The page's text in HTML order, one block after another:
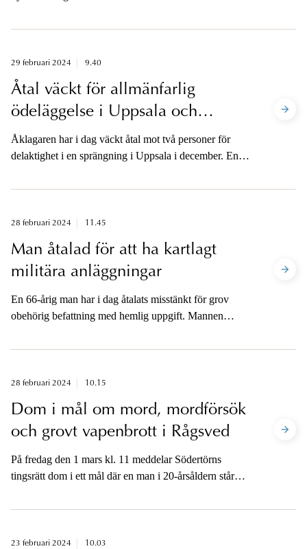
29 februari 2024 9.40
Åtal väckt för allmänfarlig
ödeläggelse i Uppsala och
Upplands-Bro
Åklagaren har i dag väckt åtal mot två personer för
delaktighet i en sprängning i Uppsala i december. En av
sprängladdning i ett flerfamiljshus i Upplands-Bro i
28 februari 2024 11.45
Man åtalad för att ha kartlagt
militära anläggningar
En 66-årig man har i dag åtalats misstänkt för grov
obehörig befattning med hemlig uppgift. Mannen
känsliga uppgifter om ett stort antal
28 februari 2024 10.15
Dom i mål om mord, mordförsök
och grovt vapenbrott i Rågsved
På fredag den 1 mars kl. 11 meddelar Södertörns
tingsrätt dom i ett mål där en man i 20-årsåldern står
Stockholmsförorten Rågsved i maj 2023. En 20-årig
skjutningen. Åklagarna är tillgängliga för media fredag
23 februari 2024 10.03